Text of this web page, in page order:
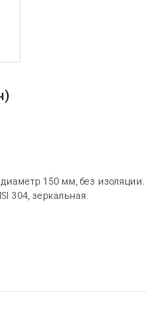
150 мм, без изоляции.
304, зеркальная.